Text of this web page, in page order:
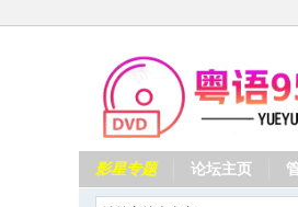
影星专题 论坛主页